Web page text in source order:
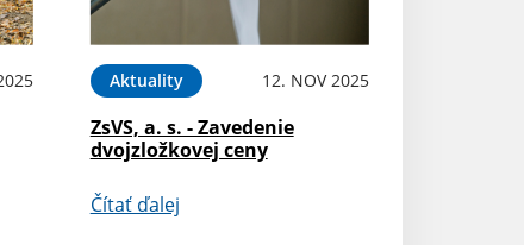
Aktuality 12. NOV 2025
ZsVS, a. s. - Zavedenie
dvojzložkovej ceny
Čítať ďalej